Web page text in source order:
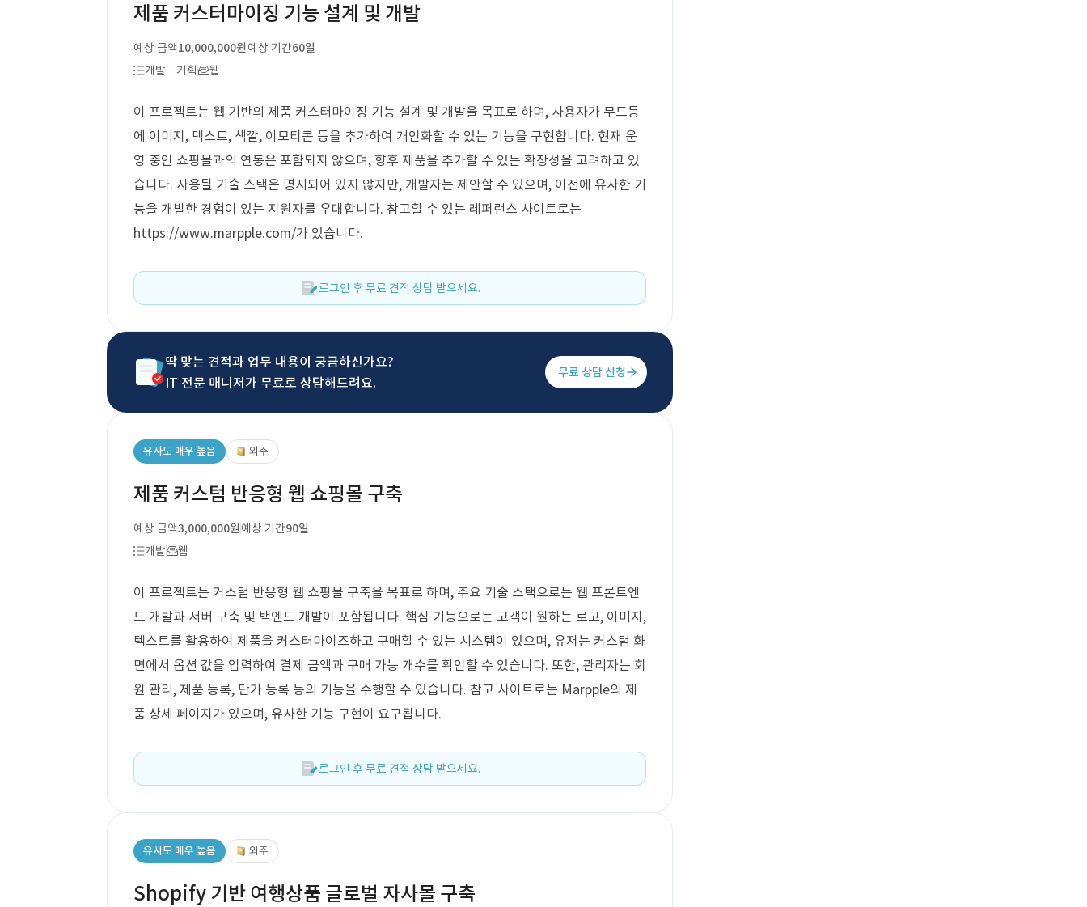
제품 커스터마이징 기능 설계 및 개발
예상 금액10,000,000원예상 기간60일
개발 · 기획
웹
이 프로젝트는 웹 기반의 제품 커스터마이징 기능 설계 및 개발을 목표로 하며, 사용자가 무드등
에 이미지, 텍스트, 색깔, 이모티콘 등을 추가하여 개인화할 수 있는 기능을 구현합니다. 현재 운
영 중인 쇼핑몰과의 연동은 포함되지 않으며, 향후 제품을 추가할 수 있는 확장성을 고려하고 있
습니다. 사용될 기술 스택은 명시되어 있지 않지만, 개발자는 제안할 수 있으며, 이전에 유사한 기
능을 개발한 경험이 있는 지원자를 우대합니다. 참고할 수 있는 레퍼런스 사이트로는
https://www.marpple.com/가 있습니다.
로그인 후 무료 견적 상담 받으세요.
딱 맞는 견적과 업무 내용이 궁금하신가요?
IT 전문 매니저가 무료로 상담해드려요.
무료 상담 신청
유사도 매우 높음 외주
제품 커스텀 반응형 웹 쇼핑몰 구축
예상 금액3,000,000원예상 기간90일
개발
웹
이 프로젝트는 커스텀 반응형 웹 쇼핑몰 구축을 목표로 하며, 주요 기술 스택으로는 웹 프론트엔
드 개발과 서버 구축 및 백엔드 개발이 포함됩니다. 핵심 기능으로는 고객이 원하는 로고, 이미지,
텍스트를 활용하여 제품을 커스터마이즈하고 구매할 수 있는 시스템이 있으며, 유저는 커스텀 화
면에서 옵션 값을 입력하여 결제 금액과 구매 가능 개수를 확인할 수 있습니다. 또한, 관리자는 회
원 관리, 제품 등록, 단가 등록 등의 기능을 수행할 수 있습니다. 참고 사이트로는 Marpple의 제
품 상세 페이지가 있으며, 유사한 기능 구현이 요구됩니다.
로그인 후 무료 견적 상담 받으세요.
유사도 매우 높음 외주
Shopify 기반 여행상품 글로벌 자사몰 구축